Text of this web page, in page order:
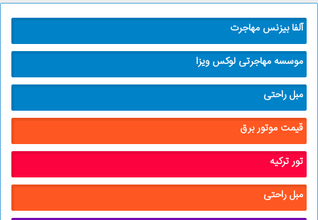
آلفا بیزنس مهاجرت
موسسه مهاجرتی لوکس ویزا
مبل راحتی
قیمت موتور برق
تور ترکیه
مبل راحتی